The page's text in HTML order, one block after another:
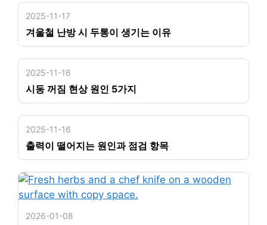
2025-11-17
겨울철 난방 시 두통이 생기는 이유
2025-11-16
시동 꺼짐 현상 원인 5가지
2025-11-16
출력이 떨어지는 원인과 점검 항목
2026-01-08